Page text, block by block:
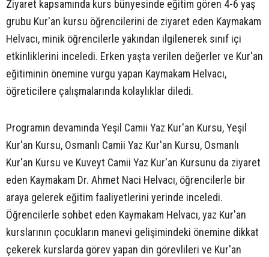
Ziyaret kapsamında kurs bünyesinde eğitim gören 4-6 yaş
grubu Kur'an kursu öğrencilerini de ziyaret eden Kaymakam
Helvacı, minik öğrencilerle yakından ilgilenerek sınıf içi
etkinliklerini inceledi. Erken yaşta verilen değerler ve Kur'an
eğitiminin önemine vurgu yapan Kaymakam Helvacı,
öğreticilere çalışmalarında kolaylıklar diledi.
Programın devamında Yeşil Camii Yaz Kur'an Kursu, Yeşil
Kur'an Kursu, Osmanlı Camii Yaz Kur'an Kursu, Osmanlı
Kur'an Kursu ve Kuveyt Camii Yaz Kur'an Kursunu da ziyaret
eden Kaymakam Dr. Ahmet Naci Helvacı, öğrencilerle bir
araya gelerek eğitim faaliyetlerini yerinde inceledi.
Öğrencilerle sohbet eden Kaymakam Helvacı, yaz Kur'an
kurslarının çocukların manevi gelişimindeki önemine dikkat
çekerek kurslarda görev yapan din görevlileri ve Kur'an